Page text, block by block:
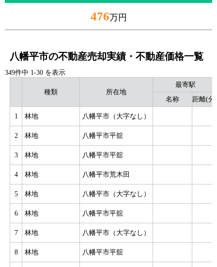
476万円
八幡平市の不動産売却実績・不動産価格一覧
349件中 1-30 を表示
種類 所在地
最寄駅
名称
距離(分)
1 林地 八幡平市（大字なし）
2 林地 八幡平市平舘
3 林地 八幡平市平舘
4 林地 八幡平市荒木田
5 林地 八幡平市（大字なし）
6 林地 八幡平市平舘
7 林地 八幡平市（大字なし）
8 林地 八幡平市平舘